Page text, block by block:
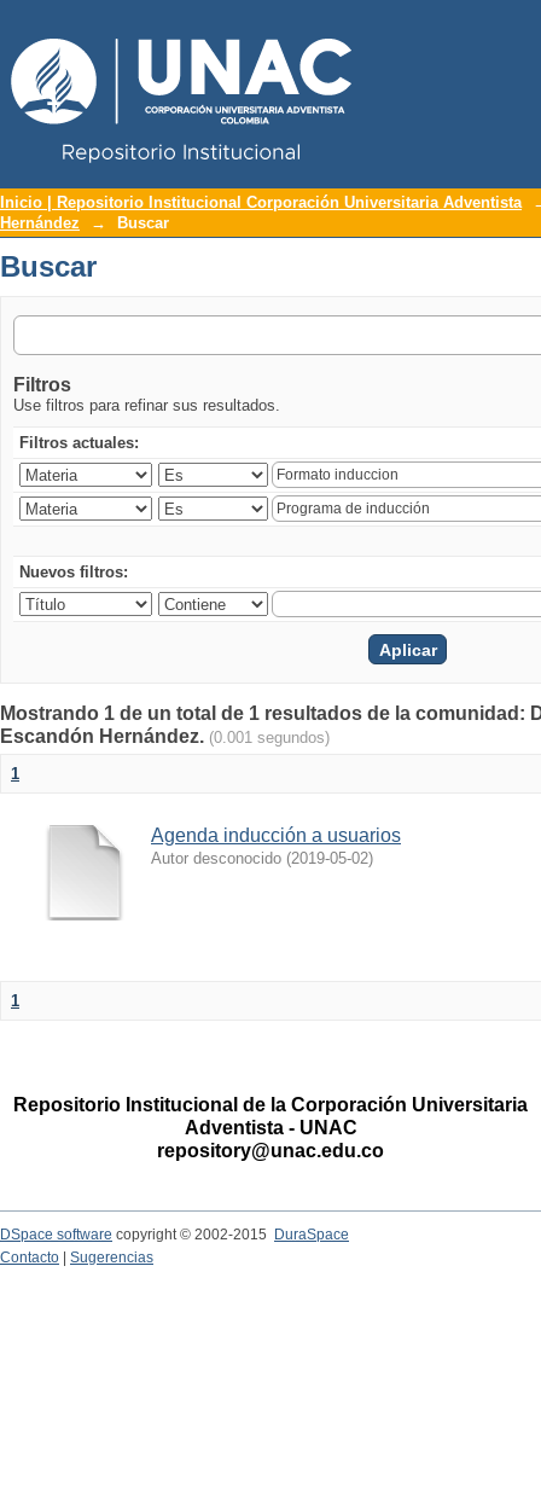
Buscar
Inicio | Repositorio Institucional Corporación Universitaria Adventista
Hernández
→ Buscar
Buscar
Filtros
Use filtros para refinar sus resultados.
Filtros actuales:
Nuevos filtros:
Mostrando 1 de un total de 1 resultados de la comunidad:
Escandón Hernández. (0.001 segundos)
1
Agenda inducción a usuarios
Autor desconocido (2019-05-02)
1
Repositorio Institucional de la Corporación Universitaria
Adventista - UNAC
repository@unac.edu.co
DSpace software copyright © 2002-2015
DuraSpace
Contacto
Sugerencias